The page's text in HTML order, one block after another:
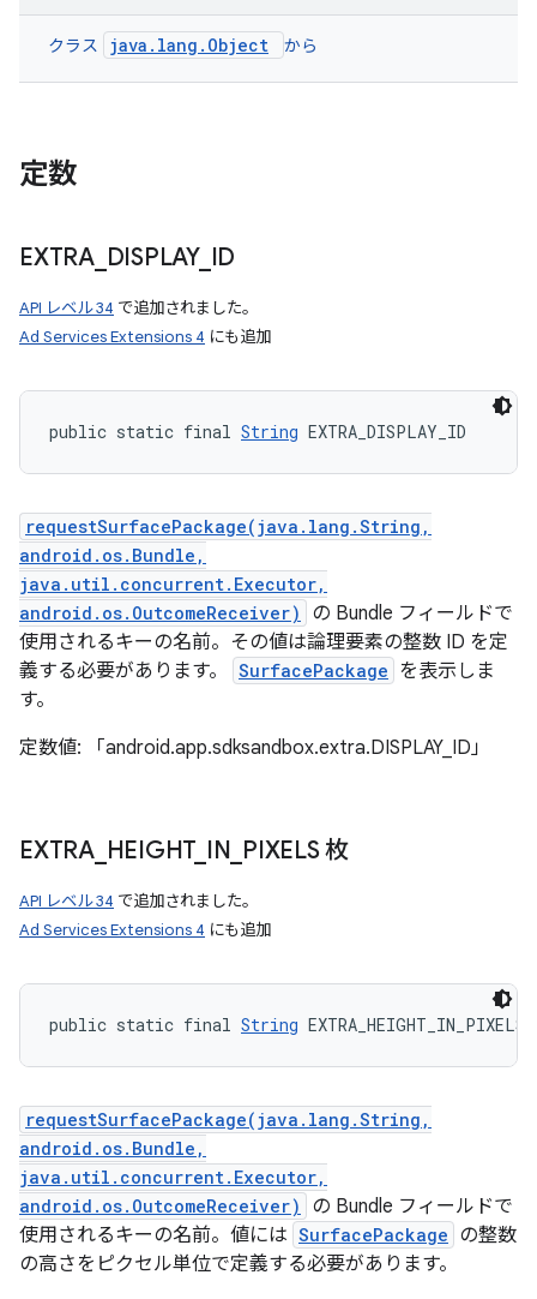
クラス java.lang.Object から
定数
EXTRA_ DISPLAY_ ID
API レベル 34 で追加されました。
Ad Services Extensions 4 にも追加
public static final String EXTRA_DISPLAY_ID
requestSurfacePackage(java.lang.String,
android.os.Bundle,
java.util.concurrent.Executor,
android.os.OutcomeReceiver)
の Bundle フィールドで
使用されるキーの名前。その値は論理要素の整数 ID を定
義する必要があります。
SurfacePackage を表示しま
す。
定数値: 「android.app.sdksandbox.extra.DISPLAY_ID」
EXTRA_ HEIGHT_ IN PIXELS 枚
API レベル 34 で追加されました。
Ad Services Extensions 4 にも追加
public static final String EXTRA_HEIGHT_IN_PIXELS
requestSurfacePackage(java.lang.String,
android.os.Bundle,
java.util.concurrent.Executor,
android.os.OutcomeReceiver)
の Bundle フィールドで
使用されるキーの名前。値には SurfacePackage の整数
の高さをピクセル単位で定義する必要があります。